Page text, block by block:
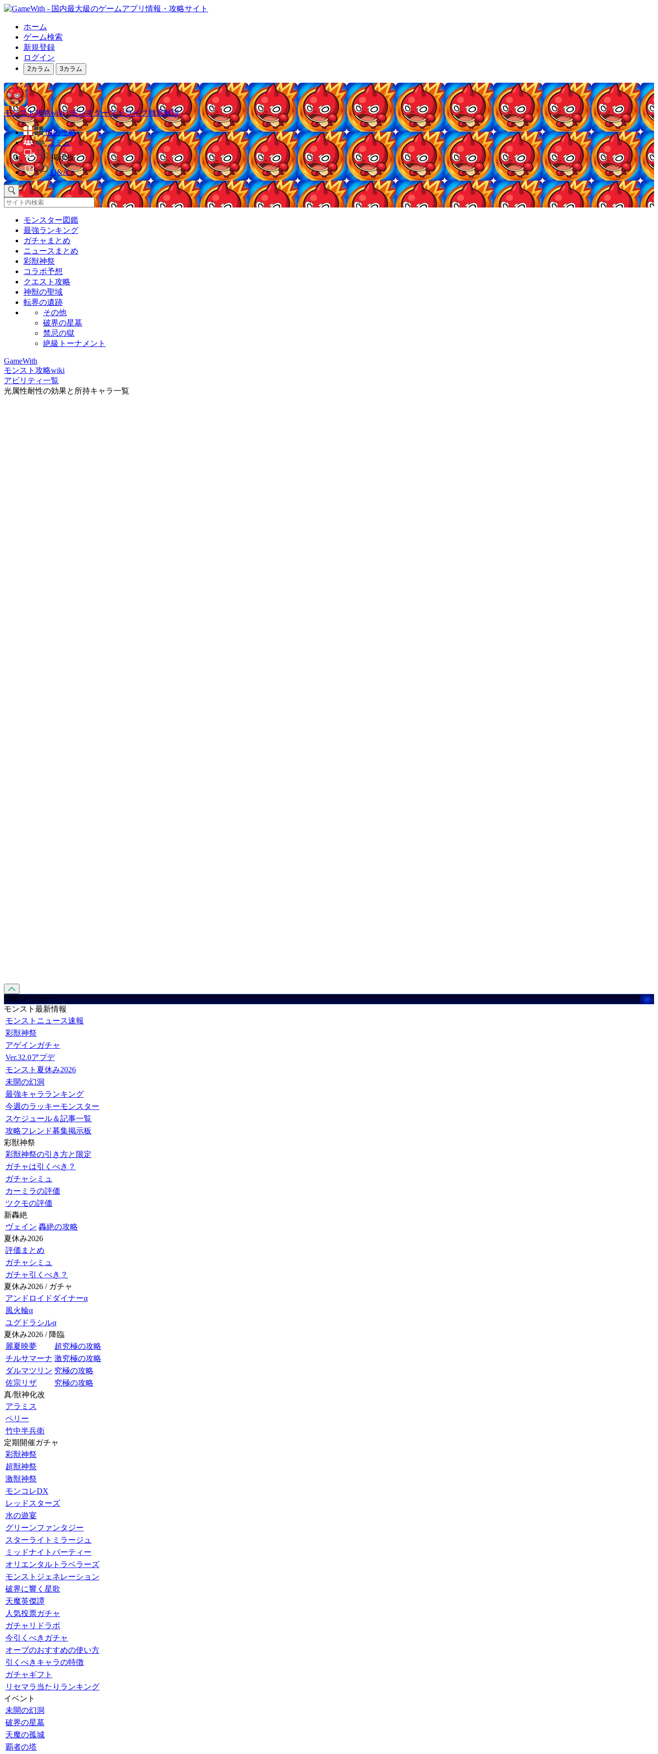
ホーム
ゲーム検索
新規登録
ログイン
2カラム 3カラム
モンスト攻略wiki | モンスターストライク徹底解説
他の攻略
コミュ
掲示板
Q&A
モンスター図鑑
最強ランキング
ガチャまとめ
ニュースまとめ
彩獣神祭
コラボ予想
クエスト攻略
神獣の聖域
転界の遺跡
その他
破界の星墓
禁忌の獄
絶級トーナメント
GameWith
モンスト攻略wiki
アビリティ一覧
光属性耐性の効果と所持キャラ一覧
攻略 メニュー
モンスト最新情報
モンストニュース速報
彩獣神祭
アゲインガチャ
Ver.32.0アプデ
モンスト夏休み2026
未開の幻洞
最強キャラランキング
今週のラッキーモンスター
スケジュール＆記事一覧
攻略フレンド募集掲示板
彩獣神祭
彩獣神祭の引き方と限定
ガチャは引くべき？
ガチャシミュ
カーミラの評価
ツクモの評価
新轟絶
ヴェイン 轟絶の攻略
夏休み2026
評価まとめ
ガチャシミュ
ガチャ引くべき？
夏休み2026 / ガチャ
アンドロイドダイナーα
風火輪α
ユグドラシルα
夏休み2026 / 降臨
麗夏映夢
超究極の攻略
チルサマーナ 激究極の攻略
ダルマツリン 究極の攻略
佐宗リザ
究極の攻略
真/獣神化改
アラミス
ペリー
竹中半兵衛
定期開催ガチャ
彩獣神祭
超獣神祭
激獣神祭
モンコレDX
レッドスターズ
水の遊宴
グリーンファンタジー
スターライトミラージュ
ミッドナイトパーティー
オリエンタルトラベラーズ
モンストジェネレーション
破界に響く星歌
天魔英傑譚
人気投票ガチャ
ガチャリドラボ
今引くべきガチャ
オーブのおすすめの使い方
引くべきキャラの特徴
ガチャギフト
リセマラ当たりランキング
イベント
未開の幻洞
破界の星墓
天魔の孤城
覇者の塔